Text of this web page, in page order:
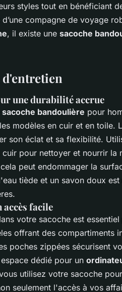
styles tout en bénéficiant
compagne de voyage
, il existe une sacoche
une durabilité accrue
sacoche bandoulière pour
modèles en cuir et en toile.
son éclat et sa flexibilité.
pour nettoyer et nourrir la
peut endommager la
tiède et un savon doux
facile
votre sacoche est
offrant des compartiments
poches zippées sécurisent
dédié pour un
utilisez votre sacoche
seulement l'accès à vos